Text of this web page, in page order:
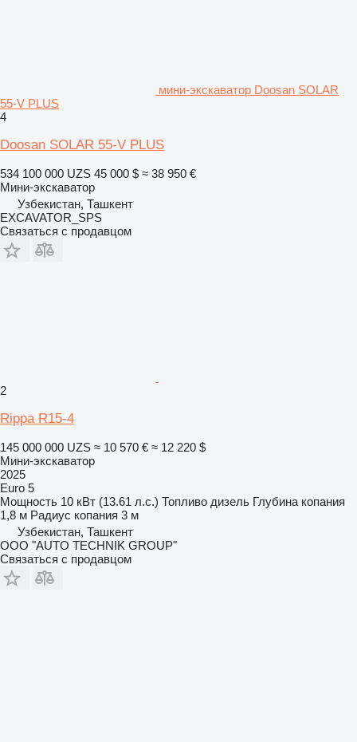
мини-экскаватор Doosan SOLAR
55-V PLUS
4
Doosan SOLAR 55-V PLUS
534 100 000 UZS 45 000 $ ≈ 38 950 €
Мини-экскаватор
Узбекистан, Ташкент
EXCAVATOR_SPS
Связаться с продавцом
2
Rippa R15-4
145 000 000 UZS ≈ 10 570 € ≈ 12 220 $
Мини-экскаватор
2025
Euro 5
Мощность 10 кВт (13.61 л.с.) Топливо дизель Глубина копания
1,8 м Радиус копания 3 м
Узбекистан, Ташкент
OOO "AUTO TECHNIK GROUP"
Связаться с продавцом